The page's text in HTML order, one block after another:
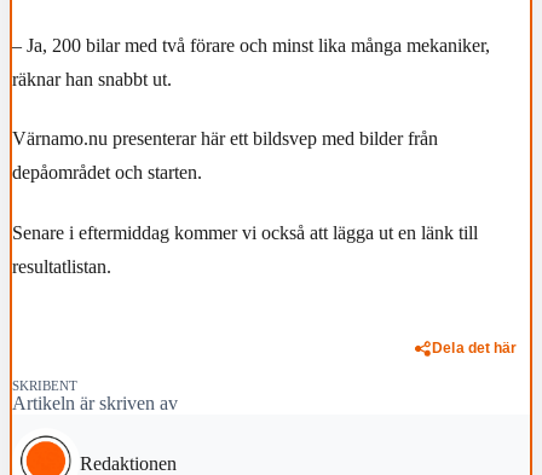
– Ja, 200 bilar med två förare och minst lika många mekaniker,
räknar han snabbt ut.
Värnamo.nu presenterar här ett bildsvep med bilder från
depåområdet och starten.
Senare i eftermiddag kommer vi också att lägga ut en länk till
resultatlistan.
Dela det här
SKRIBENT
Artikeln är skriven av
Redaktionen